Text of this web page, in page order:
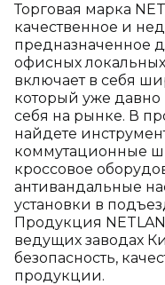
Торговая марка
качественное и
предназначенное
офисных
включает в себя
который уже
себя на рынке. В
найдете
коммутационные
кроссовое
антивандальные
установки в
Продукция NETLAN
ведущих заводах
безопасность,
продукции.